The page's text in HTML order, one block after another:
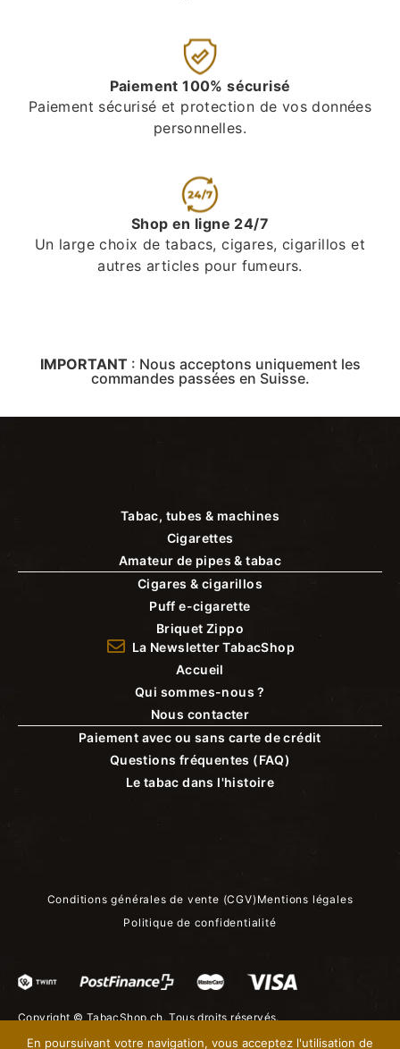
Paiement 100% sécurisé
Paiement sécurisé et protection de vos données
personnelles.
Shop en ligne 24/7
Un large choix de tabacs, cigares, cigarillos et
autres articles pour fumeurs.
IMPORTANT : Nous acceptons uniquement les
commandes passées en Suisse.
Tabac, tubes & machines
Cigarettes
Amateur de pipes & tabac
Cigares & cigarillos
Puff e-cigarette
Briquet Zippo
La Newsletter TabacShop
Accueil
Qui sommes-nous ?
Nous contacter
Paiement avec ou sans carte de crédit
Questions fréquentes (FAQ)
Le tabac dans l'histoire
Conditions générales de vente (CGV) Mentions légales
Politique de confidentialité
Copyright © TabacShop.ch. Tous droits réservés.
En poursuivant votre navigation, vous acceptez l'utilisation de